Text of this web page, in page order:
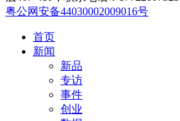
粤公网安备44030002009016号
首页
新闻
新品
专访
事件
创业